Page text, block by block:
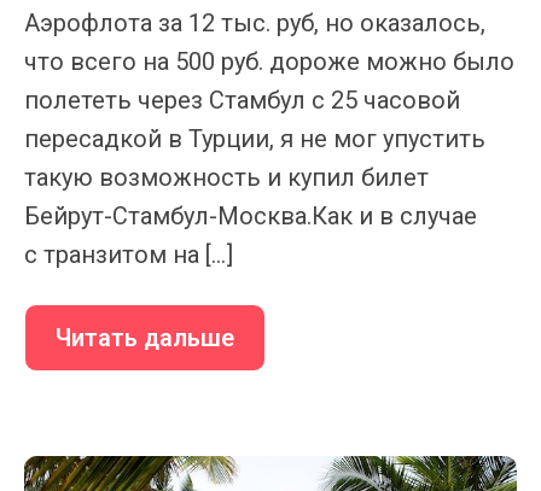
Аэрофлота за 12 тыс. руб, но оказалось,
что всего на 500 руб. дороже можно было
полететь через Стамбул с 25 часовой
пересадкой в Турции, я не мог упустить
такую возможность и купил билет
Бейрут-Стамбул-Москва.Как и в случае
с транзитом на […]
Читать дальше